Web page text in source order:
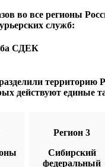
во все регионы
служб:
территорию
действуют единые
Регион 3
Сибирский
федеральный